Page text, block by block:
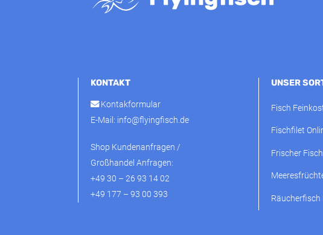
KONTAKT
Kontakformular
E-Mail: info@flyingfisch.de
Shop Kundenanfragen /
Großhandel Anfragen:
+49 30 – 26 93 14 02
+49 177 – 93 00 393
UNSER
Fisch
Fischfilet
Frischer
Räucherfisch